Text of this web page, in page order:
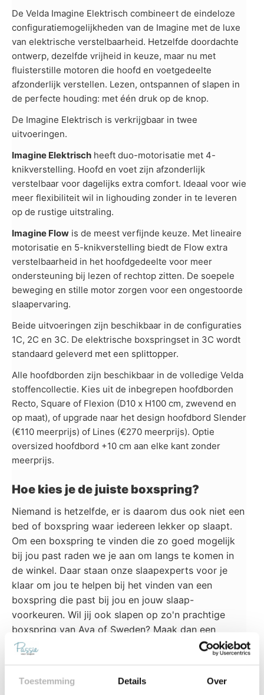
Toestemming Details Over
De Velda Imagine Elektrisch combineert de eindeloze
configuratiemogelijkheden van de Imagine met de luxe
van elektrische verstelbaarheid. Hetzelfde doordachte
ontwerp, dezelfde vrijheid in keuze, maar nu met
fluisterstille motoren die hoofd en voetgedeelte
afzonderlijk verstellen. Lezen, ontspannen of slapen in
de perfecte houding: met één druk op de knop.
De Imagine Elektrisch is verkrijgbaar in twee
uitvoeringen.
Imagine Elektrisch heeft duo-motorisatie met 4-
knikverstelling. Hoofd en voet zijn afzonderlijk
verstelbaar voor dagelijks extra comfort. Ideaal voor wie
meer flexibiliteit wil in lighouding zonder in te leveren
op de rustige uitstraling.
Imagine Flow is de meest verfijnde keuze. Met lineaire
motorisatie en 5-knikverstelling biedt de Flow extra
verstelbaarheid in het hoofdgedeelte voor meer
ondersteuning bij lezen of rechtop zitten. De soepele
beweging en stille motor zorgen voor een ongestoorde
slaapervaring.
Beide uitvoeringen zijn beschikbaar in de configuraties
1C, 2C en 3C. De elektrische boxspringset in 3C wordt
standaard geleverd met een splittopper.
Alle hoofdborden zijn beschikbaar in de volledige Velda
stoffencollectie. Kies uit de inbegrepen hoofdborden
Recto, Square of Flexion (D10 x H100 cm, zwevend en
op maat), of upgrade naar het design hoofdbord Slender
(€110 meerprijs) of Lines (€270 meerprijs). Optie
oversized hoofdbord +10 cm aan elke kant zonder
meerprijs.
Hoe kies je de juiste boxspring?
Niemand is hetzelfde, er is daarom dus ook niet een
bed of boxspring waar iedereen lekker op slaapt.
Om een boxspring te vinden die zo goed mogelijk
bij jou past raden we je aan om langs te komen in
de winkel. Daar staan onze slaapexperts voor je
klaar om jou te helpen bij het vinden van een
boxspring die past bij jou en jouw slaap-
voorkeuren. Wil jij ook slapen op zo'n prachtige
boxspring van Aya of Sweden? Maak dan een
afspraak
of kom even langs in onze winkel in
IJmuiden
Alphen aan den Rijn.